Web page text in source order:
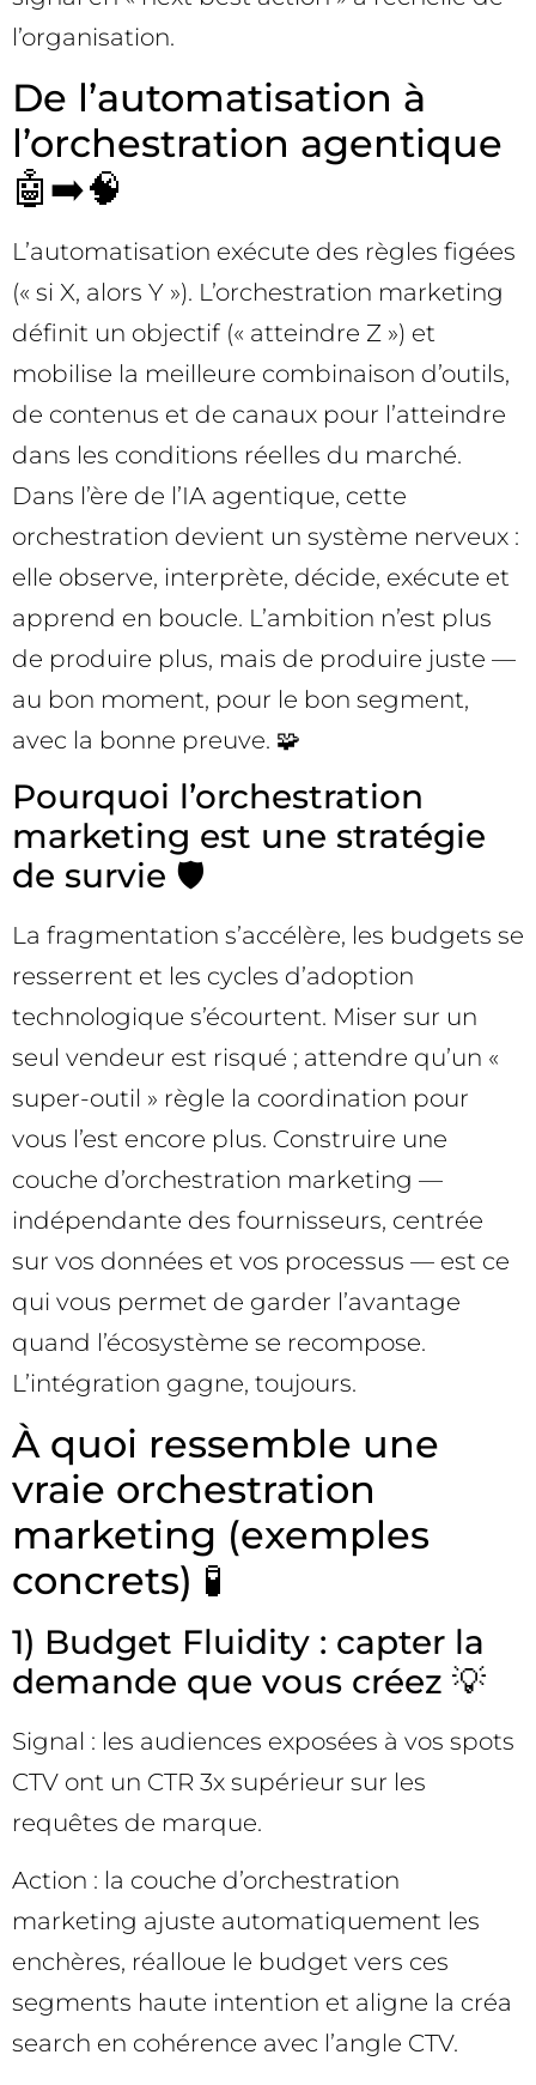
l’organisation.
De l’automatisation à
l’orchestration agentique
🤖➡️🧠
L’automatisation exécute des règles figées
(« si X, alors Y »). L’orchestration marketing
définit un objectif (« atteindre Z ») et
mobilise la meilleure combinaison d’outils,
de contenus et de canaux pour l’atteindre
dans les conditions réelles du marché.
Dans l’ère de l’IA agentique, cette
orchestration devient un système nerveux :
elle observe, interprète, décide, exécute et
apprend en boucle. L’ambition n’est plus
de produire plus, mais de produire juste —
au bon moment, pour le bon segment,
avec la bonne preuve. 🧩
Pourquoi l’orchestration
marketing est une stratégie
de survie 🛡️
La fragmentation s’accélère, les budgets se
resserrent et les cycles d’adoption
technologique s’écourtent. Miser sur un
seul vendeur est risqué ; attendre qu’un «
super-outil » règle la coordination pour
vous l’est encore plus. Construire une
couche d’orchestration marketing —
indépendante des fournisseurs, centrée
sur vos données et vos processus — est ce
qui vous permet de garder l’avantage
quand l’écosystème se recompose.
L’intégration gagne, toujours.
À quoi ressemble une
vraie orchestration
marketing (exemples
concrets) 🧪
1) Budget Fluidity : capter la
demande que vous créez 💡
Signal : les audiences exposées à vos spots
CTV ont un CTR 3x supérieur sur les
requêtes de marque.
Action : la couche d’orchestration
marketing ajuste automatiquement les
enchères, réalloue le budget vers ces
segments haute intention et aligne la créa
search en cohérence avec l’angle CTV.